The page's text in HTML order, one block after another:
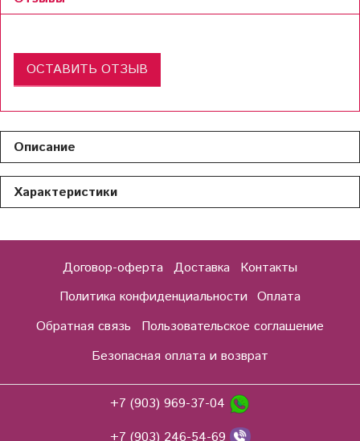
ОСТАВИТЬ ОТЗЫВ
Описание
Характеристики
Договор-оферта Доставка
Контакты
Политика конфиденциальности Оплата
Обратная связь
Пользовательское соглашение
Безопасная оплата и возврат
+7 (903) 969-37-04
+7 (903) 246-54-69